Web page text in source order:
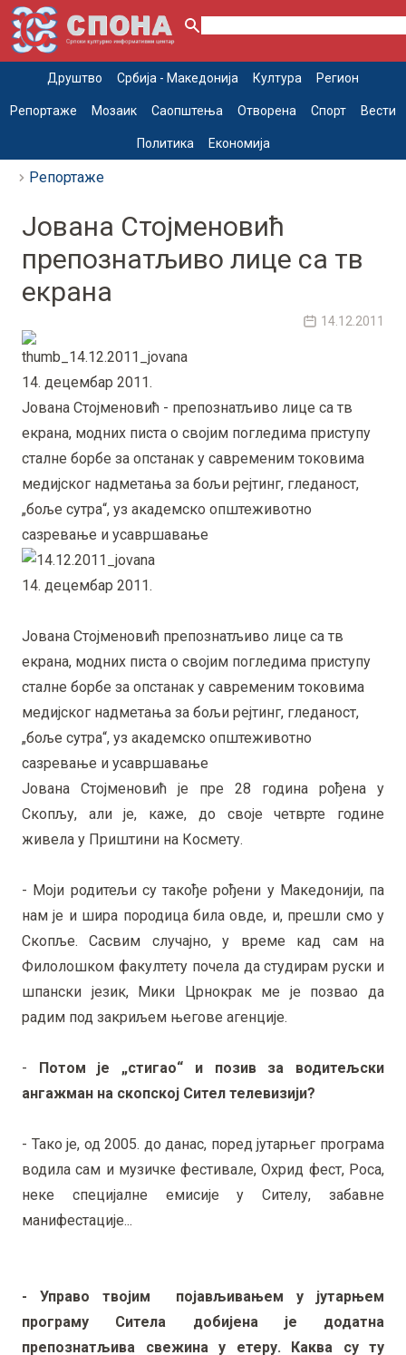
Друштво Србија - Македонија Култура Регион
Репортаже Мозаик Саопштења Отворена Спорт Вести
Политика Економија
Репортаже
Јована Стојменовић
препознатљиво лице са тв
екрана
14.12.2011
14. децембар 2011.
Јована Стојменовић - препознатљиво лице са тв
екрана, модних писта о својим погледима приступу
сталне борбе за опстанак у савременим токовима
медијског надметања за бољи рејтинг, гледаност,
„боље сутра“, уз академско општеживотно
сазревање и усавршавање
14. децембар 2011.
Јована Стојменовић препознатљиво лице са тв
екрана, модних писта о својим погледима приступу
сталне борбе за опстанак у савременим токовима
медијског надметања за бољи рејтинг, гледаност,
„боље сутра“, уз академско општеживотно
сазревање и усавршавање
Јована Стојменовић је пре 28 година рођена у
Скопљу, али је, каже, до своје четврте године
живела у Приштини на Космету.
- Моји родитељи су такође рођени у Македонији, па
нам је и шира породица била овде, и, прешли смо у
Скопље. Сасвим случајно, у време кад сам на
Филолошком факултету почела да студирам руски и
шпански језик, Мики Црнокрак ме је позвао да
радим под закриљем његове агенције.
-
Потом је „стигао“ и позив за водитељски
ангажман на скопској Сител телевизији?
- Тако је, од 2005. до данас, поред јутарњег програма
водила сам и музичке фестивале, Охрид фест, Роса,
неке специјалне емисије у Сителу, забавне
манифестације...
- Управо твојим појављивањем у јутарњем
програму Ситела добијена је додатна
препознатљива свежина у етеру. Каква су ту